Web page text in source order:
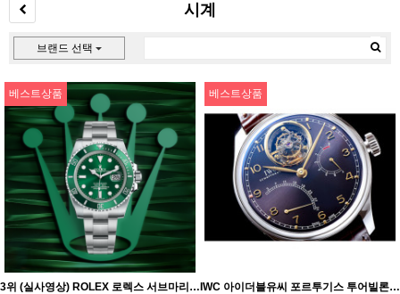
시계
브랜드 선택
베스트상품
3위 (실사영상) ROLEX 로렉스 서브마리너 데이트 116610LV-97200 그린 헐크 녹판 세라믹 베젤 그린 다이얼 오이스터 브레이슬릿 스위스 ETA 2836-2 & 칼리버 3135 오토매틱 무브먼트 rol0646
베스트상품
IWC 아이더블유씨 포르투기스 투어빌론 IW504602